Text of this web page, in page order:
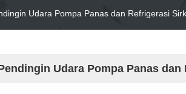
Udara Pompa Panas dan Refrigerasi
Udara Pompa Panas